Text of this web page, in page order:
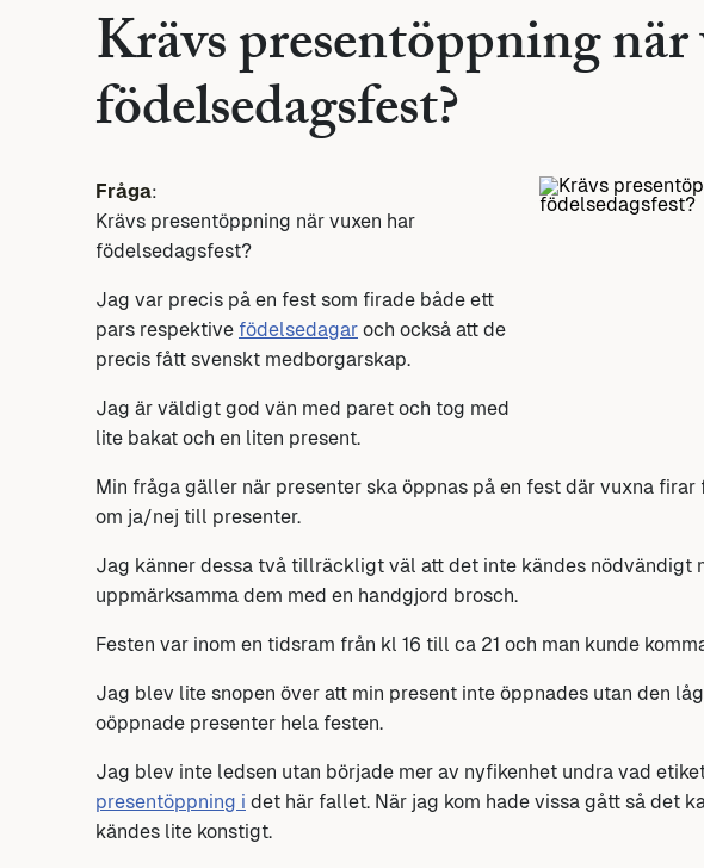
Krävs presentöppning
födelsedagsfest?
Fråga:
Krävs presentöppning när vuxen har
födelsedagsfest?
Jag var precis på en fest som firade både ett
pars respektive födelsedagar och också att de
precis fått svenskt medborgarskap.
Jag är väldigt god vän med paret och tog med
lite bakat och en liten present.
Min fråga gäller när presenter ska öppnas på en fest där vuxna
om ja/nej till presenter.
Jag känner dessa två tillräckligt väl att det inte kändes nödvändigt
uppmärksamma dem med en handgjord brosch.
Festen var inom en tidsram från kl 16 till ca 21 och man kunde
Jag blev lite snopen över att min present inte öppnades utan den
oöppnade presenter hela festen.
Jag blev inte ledsen utan började mer av nyfikenhet undra vad
presentöppning i det här fallet. När jag kom hade vissa gått så det
kändes lite konstigt.